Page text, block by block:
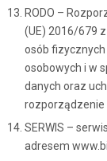
RODO –
(UE) 2016/679
osób
osobowych i w
danych oraz
rozporządzenie
SERWIS –
adresem